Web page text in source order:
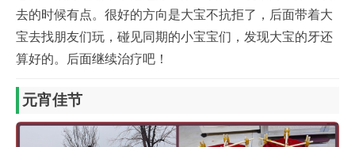
去的时候有点。很好的方向是大宝不抗拒了，后面带着大
宝去找朋友们玩，碰见同期的小宝宝们，发现大宝的牙还
算好的。后面继续治疗吧！
元宵佳节